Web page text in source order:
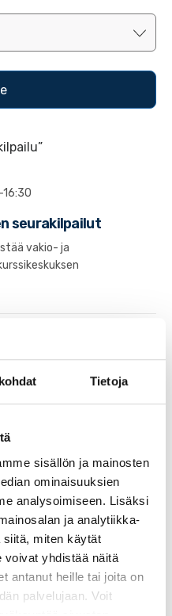
Tietoja
sisällön ja mainosten
ominaisuuksien
analysoimiseen. Lisäksi
ja analytiikka-
siitä, miten käytät
voivat yhdistää näitä
antanut heille tai joita on
palvelujaan. Voit
seurakilpailut
vakio- ja
18
21531 PAIMIO
474 511